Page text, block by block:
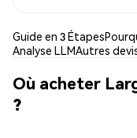
Guide en 3 Étapes
Analyse LLMAutres
Où acheter
?